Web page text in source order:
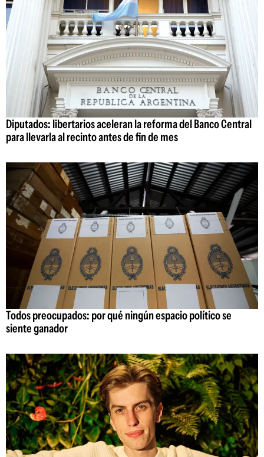
Diputados: libertarios aceleran la reforma del Banco Central
para llevarla al recinto antes de fin de mes
Todos preocupados: por qué ningún espacio político se
siente ganador